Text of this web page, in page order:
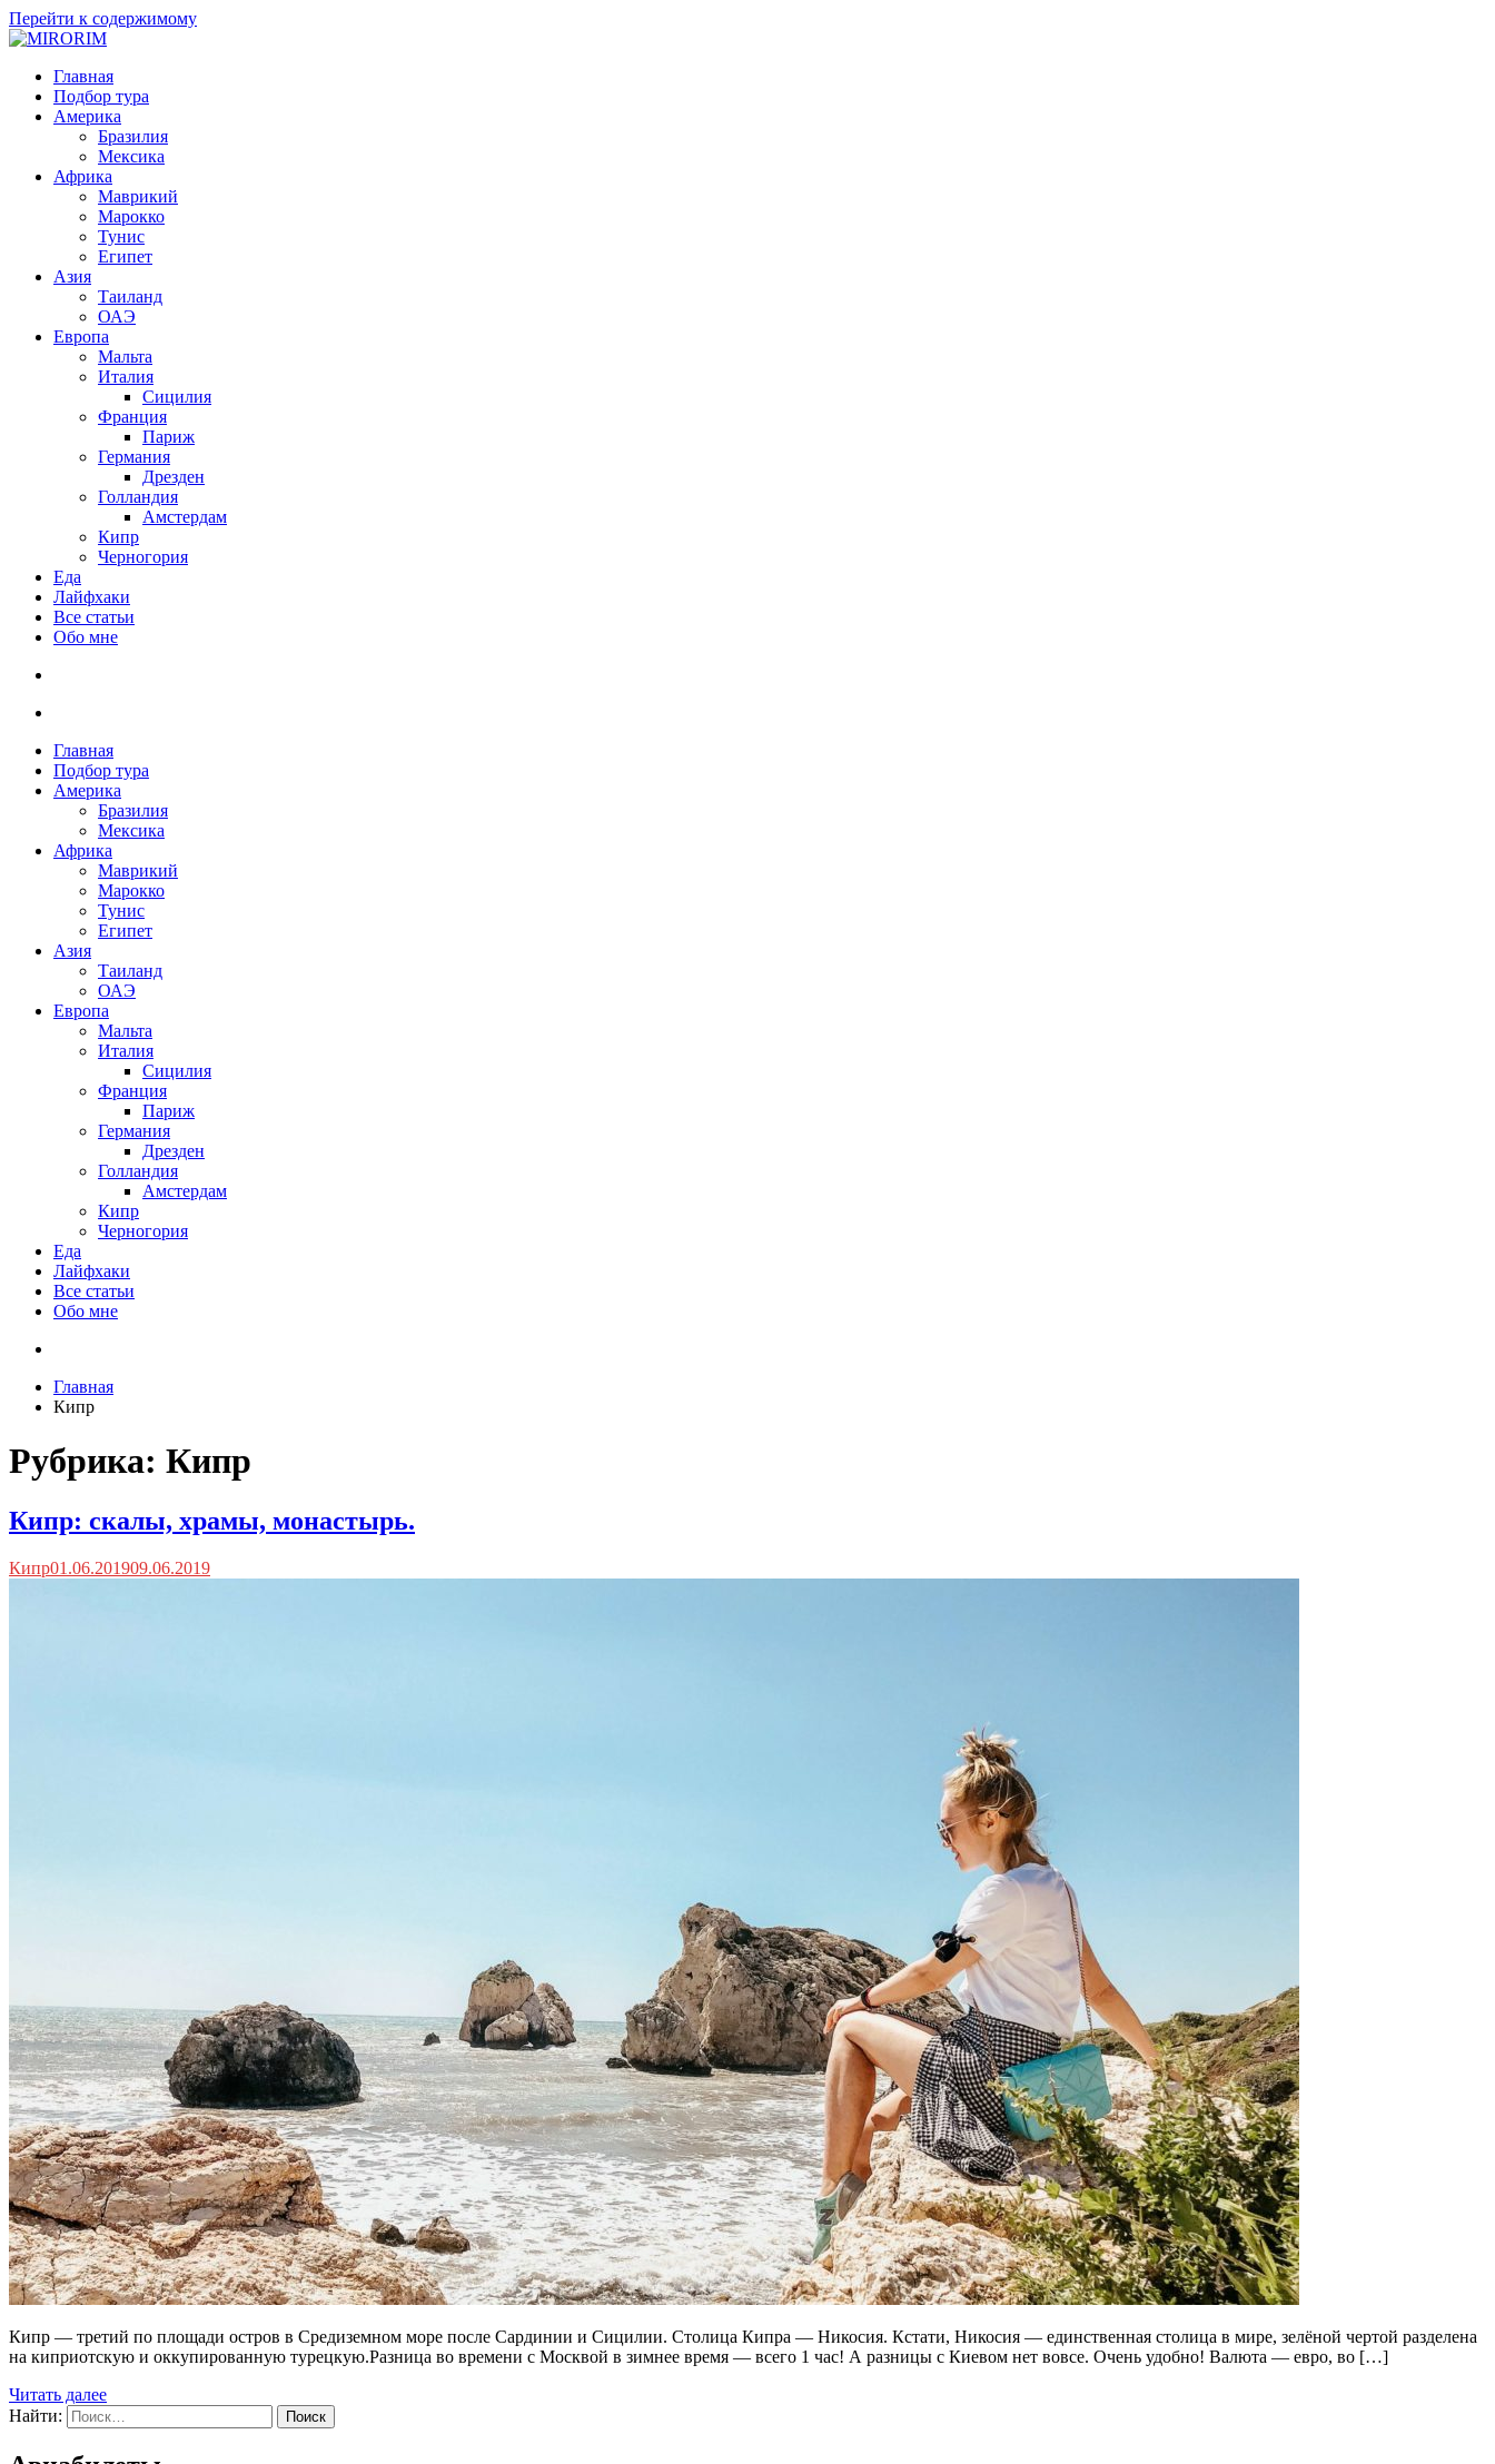
Перейти к содержимому
MIRORIM
Путешествия с умом!
Главная
Подбор тура
Америка
Бразилия
Мексика
Африка
Маврикий
Марокко
Тунис
Египет
Азия
Таиланд
ОАЭ
Европа
Мальта
Италия
Сицилия
Франция
Париж
Германия
Дрезден
Голландия
Амстердам
Кипр
Черногория
Еда
Лайфхаки
Все статьи
Обо мне
Главная
Подбор тура
Америка
Бразилия
Мексика
Африка
Маврикий
Марокко
Тунис
Египет
Азия
Таиланд
ОАЭ
Европа
Мальта
Италия
Сицилия
Франция
Париж
Германия
Дрезден
Голландия
Амстердам
Кипр
Черногория
Еда
Лайфхаки
Все статьи
Обо мне
Главная
Кипр
Рубрика: Кипр
Кипр: скалы, храмы, монастырь.
Кипр01.06.201909.06.2019
Кипр — третий по площади остров в Средиземном море после Сардинии и Сицилии. Столица Кипра — Никосия. Кстати, Никосия — единственная столица в мире, зелёной чертой разделена
на киприотскую и оккупированную турецкую.Разница во времени с Москвой в зимнее время — всего 1 час! А разницы с Киевом нет вовсе. Очень удобно! Валюта — евро, во […]
Читать далее
Найти: